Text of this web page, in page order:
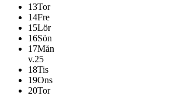
13Tor
14Fre
15Lör
16Sön
17Mån
v.25
18Tis
19Ons
20Tor